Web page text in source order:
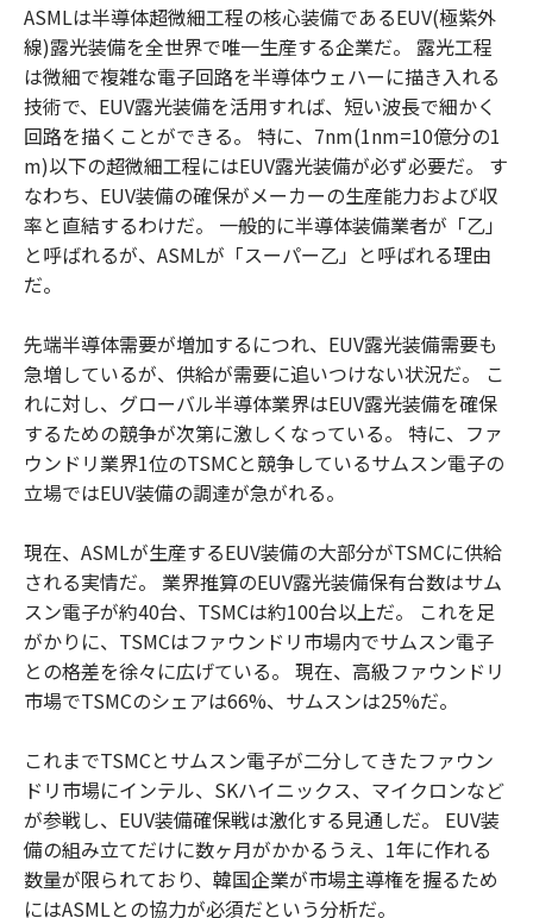
ASMLは半導体超微細工程の核心装備であるEUV(極紫外
線)露光装備を全世界で唯一生産する企業だ。 露光工程
は微細で複雑な電子回路を半導体ウェハーに描き入れる
技術で、EUV露光装備を活用すれば、短い波長で細かく
回路を描くことができる。 特に、7nm(1nm=10億分の1
m)以下の超微細工程にはEUV露光装備が必ず必要だ。 す
なわち、EUV装備の確保がメーカーの生産能力および収
率と直結するわけだ。 一般的に半導体装備業者が「乙」
と呼ばれるが、ASMLが「スーパー乙」と呼ばれる理由
だ。
先端半導体需要が増加するにつれ、EUV露光装備需要も
急増しているが、供給が需要に追いつけない状況だ。 こ
れに対し、グローバル半導体業界はEUV露光装備を確保
するための競争が次第に激しくなっている。 特に、ファ
ウンドリ業界1位のTSMCと競争しているサムスン電子の
立場ではEUV装備の調達が急がれる。
現在、ASMLが生産するEUV装備の大部分がTSMCに供給
される実情だ。 業界推算のEUV露光装備保有台数はサム
スン電子が約40台、TSMCは約100台以上だ。 これを足
がかりに、TSMCはファウンドリ市場内でサムスン電子
との格差を徐々に広げている。 現在、高級ファウンドリ
市場でTSMCのシェアは66%、サムスンは25%だ。
これまでTSMCとサムスン電子が二分してきたファウン
ドリ市場にインテル、SKハイニックス、マイクロンなど
が参戦し、EUV装備確保戦は激化する見通しだ。 EUV装
備の組み立てだけに数ヶ月がかかるうえ、1年に作れる
数量が限られており、韓国企業が市場主導権を握るため
にはASMLとの協力が必須だという分析だ。